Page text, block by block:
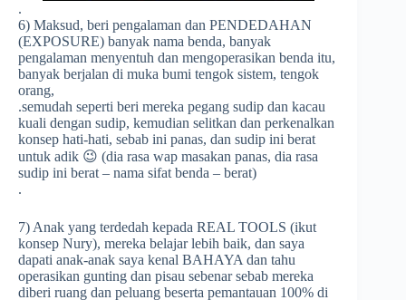
.
6) Maksud, beri pengalaman dan PENDEDAHAN
(EXPOSURE) banyak nama benda, banyak
pengalaman menyentuh dan mengoperasikan benda itu,
banyak berjalan di muka bumi tengok sistem, tengok
orang,
.semudah seperti beri mereka pegang sudip dan kacau
kuali dengan sudip, kemudian selitkan dan perkenalkan
konsep hati-hati, sebab ini panas, dan sudip ini berat
untuk adik 😉 (dia rasa wap masakan panas, dia rasa
sudip ini berat – nama sifat benda – berat)
.
7) Anak yang terdedah kepada REAL TOOLS (ikut
konsep Nury), mereka belajar lebih baik, dan saya
dapati anak-anak saya kenal BAHAYA dan tahu
operasikan gunting dan pisau sebenar sebab mereka
diberi ruang dan peluang beserta pemantauan 100% di